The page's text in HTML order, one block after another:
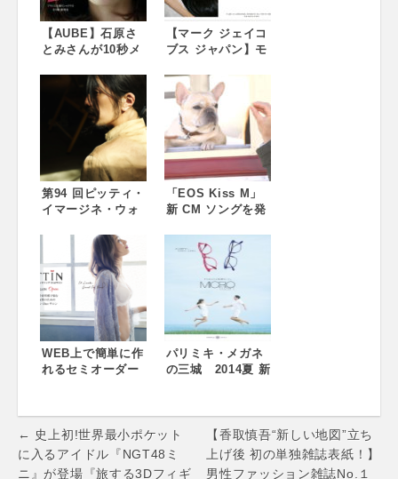
【AUBE】石原さ
とみさんが10秒メ
ジ!?「オーブ」石
原さとみさんの
WEB動画を公開!
たった10秒でずる
い目もとをつくる
メイクシーンを披
露 10秒チャレンジ
動画をブランドサ
イトで6月19日(火)
【マーク ジェイコ
ブス ジャパン】モ
の節目にあわせ
て“全世界30店
舗”限定発売のフォ
ト＆エッセイを遂
に発売！その出版
を記念して
『BOOKMARC』
にて先着限定のサ
イン会を開催！
第94 回ピッティ・
イマージネ・ウォ
FORD」の参加が
「EOS Kiss M」
新 CM ソングを発
剛の新ユニッ
ト”SingTuyo”の
初楽曲「KISS is
my life.」CM スペ
シャルメイキング
ムービーが公開
WEB上で簡単に作
れるセミオーダー
ン)がオンラインサ
ロンのオープンに
向けてクラウドフ
ァンディングスタ
パリミキ・メガネ
の三城 2014夏 新
ので心は簡単に浮
き上がる。」 コマ
撮りのCMに注目
Post
navigation
← 史上初!世界最小ポケット
に入るアイドル『NGT48ミ
ニ』が登場『旅する3Dフィギ
【香取慎吾“新しい地図”立ち
上げ後 初の単独雑誌表紙！】
男性ファッション雑誌No.１